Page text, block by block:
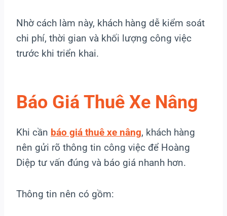
Nhờ cách làm này, khách hàng dễ kiểm soát
chi phí, thời gian và khối lượng công việc
trước khi triển khai.
Báo Giá Thuê Xe Nâng
Khi cần báo giá thuê xe nâng, khách hàng
nên gửi rõ thông tin công việc để Hoàng
Diệp tư vấn đúng và báo giá nhanh hơn.
Thông tin nên có gồm: